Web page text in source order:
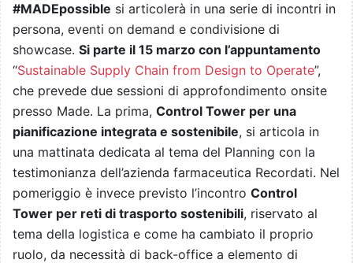
#MADEpossible si articolerà in una serie di incontri in
persona, eventi on demand e condivisione di
showcase. Si parte il 15 marzo con l’appuntamento
“Sustainable Supply Chain from Design to Operate”,
che prevede due sessioni di approfondimento onsite
presso Made. La prima, Control Tower per una
pianificazione integrata e sostenibile, si articola in
una mattinata dedicata al tema del Planning con la
testimonianza dell’azienda farmaceutica Recordati. Nel
pomeriggio è invece previsto l’incontro Control
Tower per reti di trasporto sostenibili, riservato al
tema della logistica e come ha cambiato il proprio
ruolo, da necessità di back-office a elemento di